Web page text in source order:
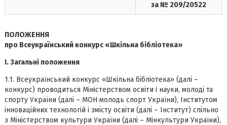
за № 209/20522
ПОЛОЖЕННЯ
про Всеукраїнський конкурс «Шкільна бібліотека»
І. Загальні положення
1.1. Всеукраїнський конкурс «Шкільна бібліотека» (далі –
конкурс) проводиться Мiнiстерством освіти i науки, молоді та
спорту України (далі – МОН молодь спорт України), Інститутом
інноваційних технологій і змісту освіти (далі – Інститут) спільно
з Міністерством культури України (далі – Мінкультури України),